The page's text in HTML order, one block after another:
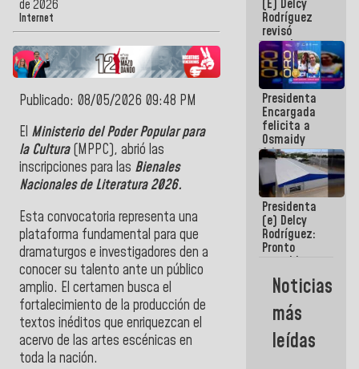
de 2026
Internet
Publicado: 08/05/2026 09:48 PM
El Ministerio del Poder Popular para
la Cultura(MPPC), abrió las
inscripciones para las Bienales
Nacionales de Literatura 2026.
Esta convocatoria representa una
plataforma fundamental para que
dramaturgos e investigadores den a
conocer su talento ante un público
amplio. El certamen busca el
fortalecimiento de la producción de
textos inéditos que enriquezcan el
acervo de las artes escénicas en
toda la nación.
y del Caribe
2026
(E) Delcy
Rodríguez
revisó
agenda
económica y
ejecución de
fondos de
emergencia
post-sismos
Presidenta
Encargada
felicita a
Osmaidy
Arias y
Giraly
Marcano por
hacer
historia en
los
Centroamericanos
Presidenta
(e) Delcy
Rodríguez:
Pronto
restableceremos
las
operaciones
Aeropuerto
Internacional
de
Noticias
más
leídas